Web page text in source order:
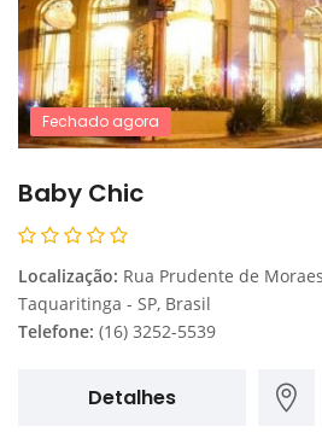
Fechado agora
Baby Chic
Localização: Rua Prudente de
Taquaritinga - SP, Brasil
Telefone: (16) 3252-5539
Detalhes